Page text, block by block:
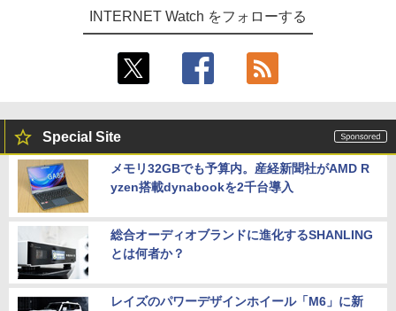
INTERNET Watch をフォローする
Special Site
メモリ32GBでも予算内。産経新聞社がAMD R
yzen搭載dynabookを2千台導入
総合オーディオブランドに進化するSHANLING
とは何者か？
レイズのパワーデザインホイール「M6」に新